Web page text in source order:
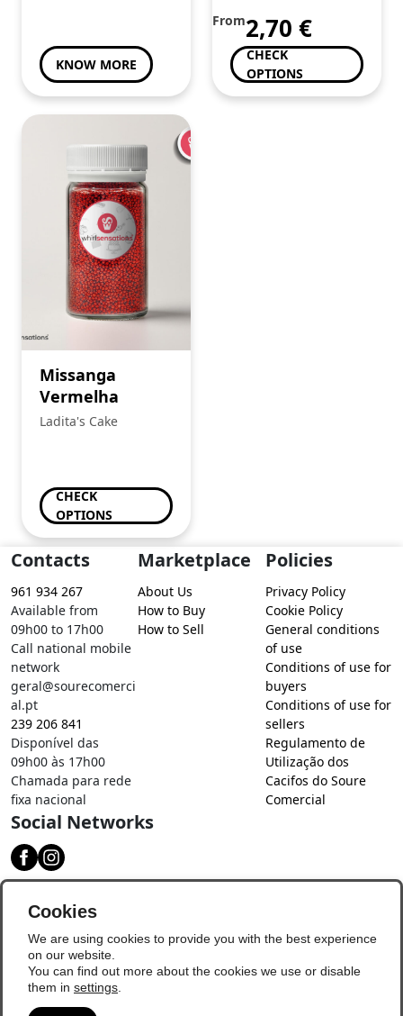
KNOW MORE
From2,70 €
CHECK
OPTIONS
Missanga
Vermelha
Ladita's Cake
CHECK
OPTIONS
Contacts
961 934 267
Available from
09h00 to 17h00
Call national mobile
network
geral@sourecomerci
al.pt
239 206 841
Disponível das
09h00 às 17h00
Chamada para rede
fixa nacional
Marketplace
About Us
How to Buy
How to Sell
Policies
Privacy Policy
Cookie Policy
General conditions
of use
Conditions of use for
buyers
Conditions of use for
sellers
Regulamento de
Utilização dos
Cacifos do Soure
Comercial
Social Networks
Cookies
We are using cookies to provide you with the best experience
on our website.
You can find out more about the cookies we use or disable
them in settings